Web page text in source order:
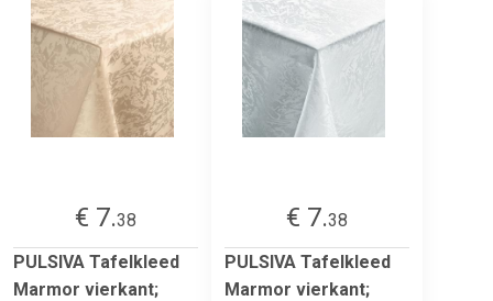
€ 7.38
PULSIVA Tafelkleed
Marmor vierkant;
€ 7.38
PULSIVA Tafelkleed
Marmor vierkant;